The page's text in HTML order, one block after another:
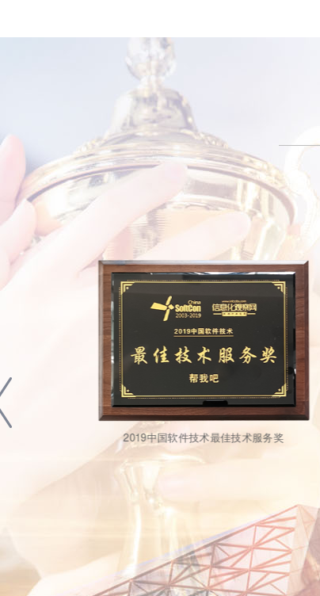
2020中国信息技术优秀解决方案奖